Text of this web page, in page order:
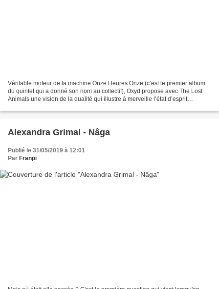
Véritable moteur de la machine Onze Heures Onze (c’est le premier album
du quintet qui a donné son nom au collectif), Oxyd propose avec The Lost
Animals une vision de la dualité qui illustre à merveille l’état d’esprit
Alexandra Grimal - Nâga
Publié le 31/05/2019 à 12:01
Par Franpi